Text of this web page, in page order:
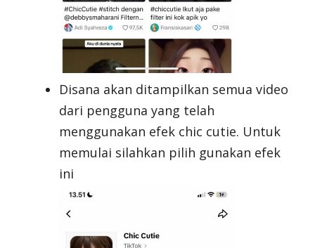
Disana akan ditampilkan semua video
dari pengguna yang telah
menggunakan efek chic cutie. Untuk
memulai silahkan pilih gunakan efek
ini